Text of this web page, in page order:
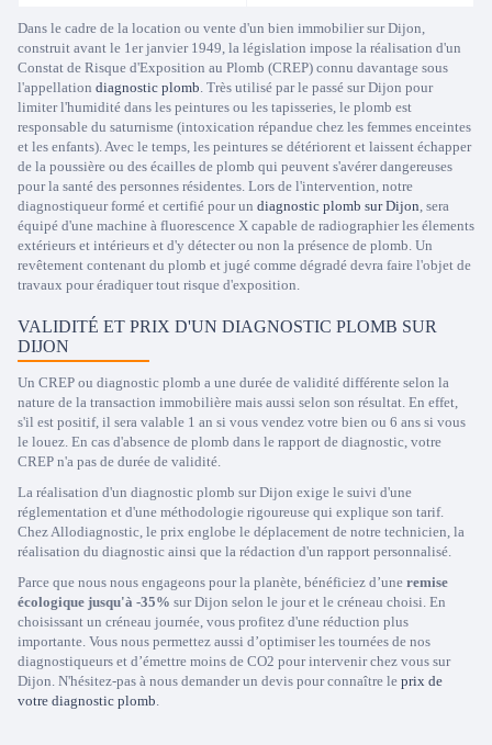
Dans le cadre de la location ou vente d'un bien immobilier sur Dijon,
construit avant le 1er janvier 1949, la législation impose la réalisation d'un
Constat de Risque d'Exposition au Plomb (CREP) connu davantage sous
l'appellation diagnostic plomb. Très utilisé par le passé sur Dijon pour
limiter l'humidité dans les peintures ou les tapisseries, le plomb est
responsable du saturnisme (intoxication répandue chez les femmes enceintes
et les enfants). Avec le temps, les peintures se détériorent et laissent échapper
de la poussière ou des écailles de plomb qui peuvent s'avérer dangereuses
pour la santé des personnes résidentes. Lors de l'intervention, notre
diagnostiqueur formé et certifié pour un diagnostic plomb sur Dijon, sera
équipé d'une machine à fluorescence X capable de radiographier les élements
extérieurs et intérieurs et d'y détecter ou non la présence de plomb. Un
revêtement contenant du plomb et jugé comme dégradé devra faire l'objet de
travaux pour éradiquer tout risque d'exposition.
VALIDITÉ ET PRIX D'UN DIAGNOSTIC PLOMB SUR
DIJON
Un CREP ou diagnostic plomb a une durée de validité différente selon la
nature de la transaction immobilière mais aussi selon son résultat. En effet,
s'il est positif, il sera valable 1 an si vous vendez votre bien ou 6 ans si vous
le louez. En cas d'absence de plomb dans le rapport de diagnostic, votre
CREP n'a pas de durée de validité.
La réalisation d'un diagnostic plomb sur Dijon exige le suivi d'une
réglementation et d'une méthodologie rigoureuse qui explique son tarif.
Chez Allodiagnostic, le prix englobe le déplacement de notre technicien, la
réalisation du diagnostic ainsi que la rédaction d'un rapport personnalisé.
Parce que nous nous engageons pour la planète, bénéficiez d’une remise
écologique jusqu'à -35% sur Dijon selon le jour et le créneau choisi. En
choisissant un créneau journée, vous profitez d'une réduction plus
importante. Vous nous permettez aussi d’optimiser les tournées de nos
diagnostiqueurs et d’émettre moins de CO2 pour intervenir chez vous sur
Dijon. N'hésitez-pas à nous demander un devis pour connaître le prix de
votre diagnostic plomb.